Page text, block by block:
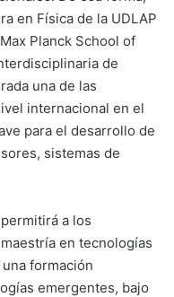
en Física de la UDLAP
Planck School of
de
una de las
internacional en el
para el desarrollo de
sistemas de
a los
en tecnologías
formación
emergentes, bajo